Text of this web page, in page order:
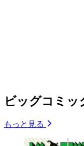
ビッグコミッ
もっと見る